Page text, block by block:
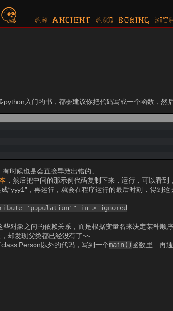
AN ancient AND boring SITE
入门的书，都会建议你把代码写成一个函数，然
时候也是会直接导致出错的。
，然后把中间的那示例代码复制下来，运行，可以看到
“yyy1”，再运行，就会在程序运行的最后时刻，得到
'population'" in> ignored
对象之间的依赖关系，而是根据变量名来决定某种顺
却发现父类都已经没有了~~
Person以外的代码，写到一个main()函数里，再